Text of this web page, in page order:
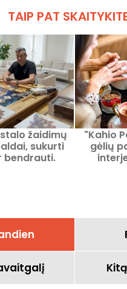
TAIP PAT
žaidimų
sukurti
bendrauti.
"Kahio
gėlių